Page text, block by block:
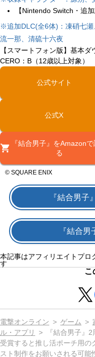
【Nintendo Switch・追
※追加DLC(全6体)：凍硝七
流一那、清硫十六夜
【スマートフォン版】基本
CERO：B（12歳以上対象）
公式サイト
公式X
『結合男子』をAmazon
る
© SQUARE ENIX
『結合男子
『結合
本記事はアフィリエイトプロ
す
こ
電撃オンライン ゲーム
ル・アプリ
『結合男子』
受賞すると推し活ポーチ用の
スト制作をお願いされる可能